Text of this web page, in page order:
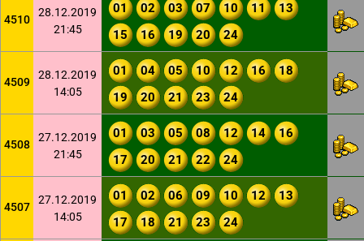
4510
28.12.2019
21:45
01 02 03 07 10 11
13
15
16 19 20 24
4509
28.12.2019
14:05
01 04 05 10 12 16
18
19
20 21 23 24
4508
27.12.2019
21:45
01 03 05 08 12 14
16
17
20 21 22 24
4507
27.12.2019
14:05
01 02 06 09 10 12
13
17
18 21 23 24